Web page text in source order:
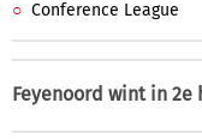
Conference League
Feyenoord wint in 2e